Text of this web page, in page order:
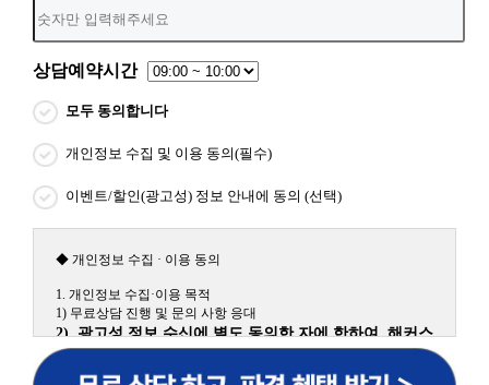
상담예약시간
모두 동의합니다
개인정보 수집 및 이용 동의(필수)
이벤트/할인(광고성) 정보 안내에 동의 (선택)
◆ 개인정보 수집 · 이용 동의
1. 개인정보 수집·이용 목적
1) 무료상담 진행 및 문의 사항 응대
2) 광고성 정보 수신에 별도 동의한 자에 한하여 해커스
원격평생교육원을 비롯한 해커스 교육그룹의 새로운 서
비스 신상품이나 이벤트, 최신 정보 안내 등 신청자의 취